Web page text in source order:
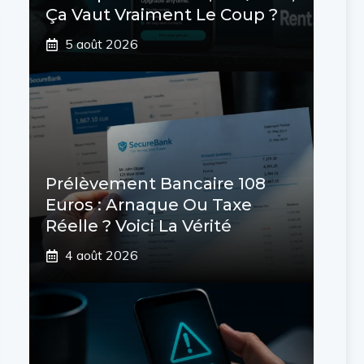
Ça Vaut Vraiment Le Coup ?
5 août 2026
Prélèvement Bancaire 108
Euros : Arnaque Ou Taxe
Réelle ? Voici La Vérité
4 août 2026